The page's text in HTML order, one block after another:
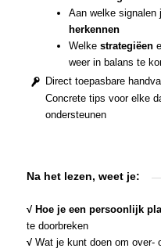
Aan welke signalen
herkennen
Welke strategiëen
weer in balans te
Direct toepasbare
Concrete tips voor elke
ondersteunen
Na het lezen, weet je:
√ Hoe je een persoonlijk
te doorbreken
√ Wat je kunt doen om over‑